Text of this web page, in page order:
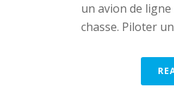
un avion de
chasse. Piloter